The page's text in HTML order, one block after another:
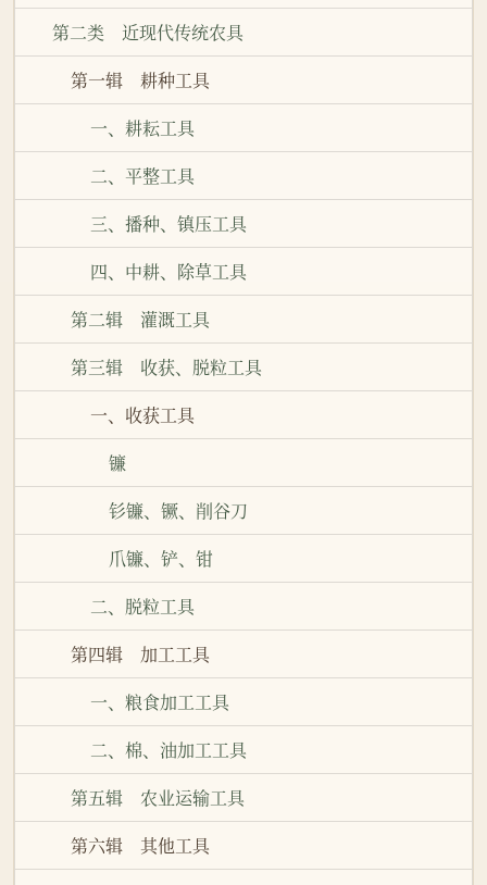
第二类 近现代传统农具
第一辑 耕种工具
一、耕耘工具
二、平整工具
三、播种、镇压工具
四、中耕、除草工具
第二辑 灌溉工具
第三辑 收获、脱粒工具
一、收获工具
镰
钐镰、镢、削谷刀
爪镰、铲、钳
二、脱粒工具
第四辑 加工工具
一、粮食加工工具
二、棉、油加工工具
第五辑 农业运输工具
第六辑 其他工具